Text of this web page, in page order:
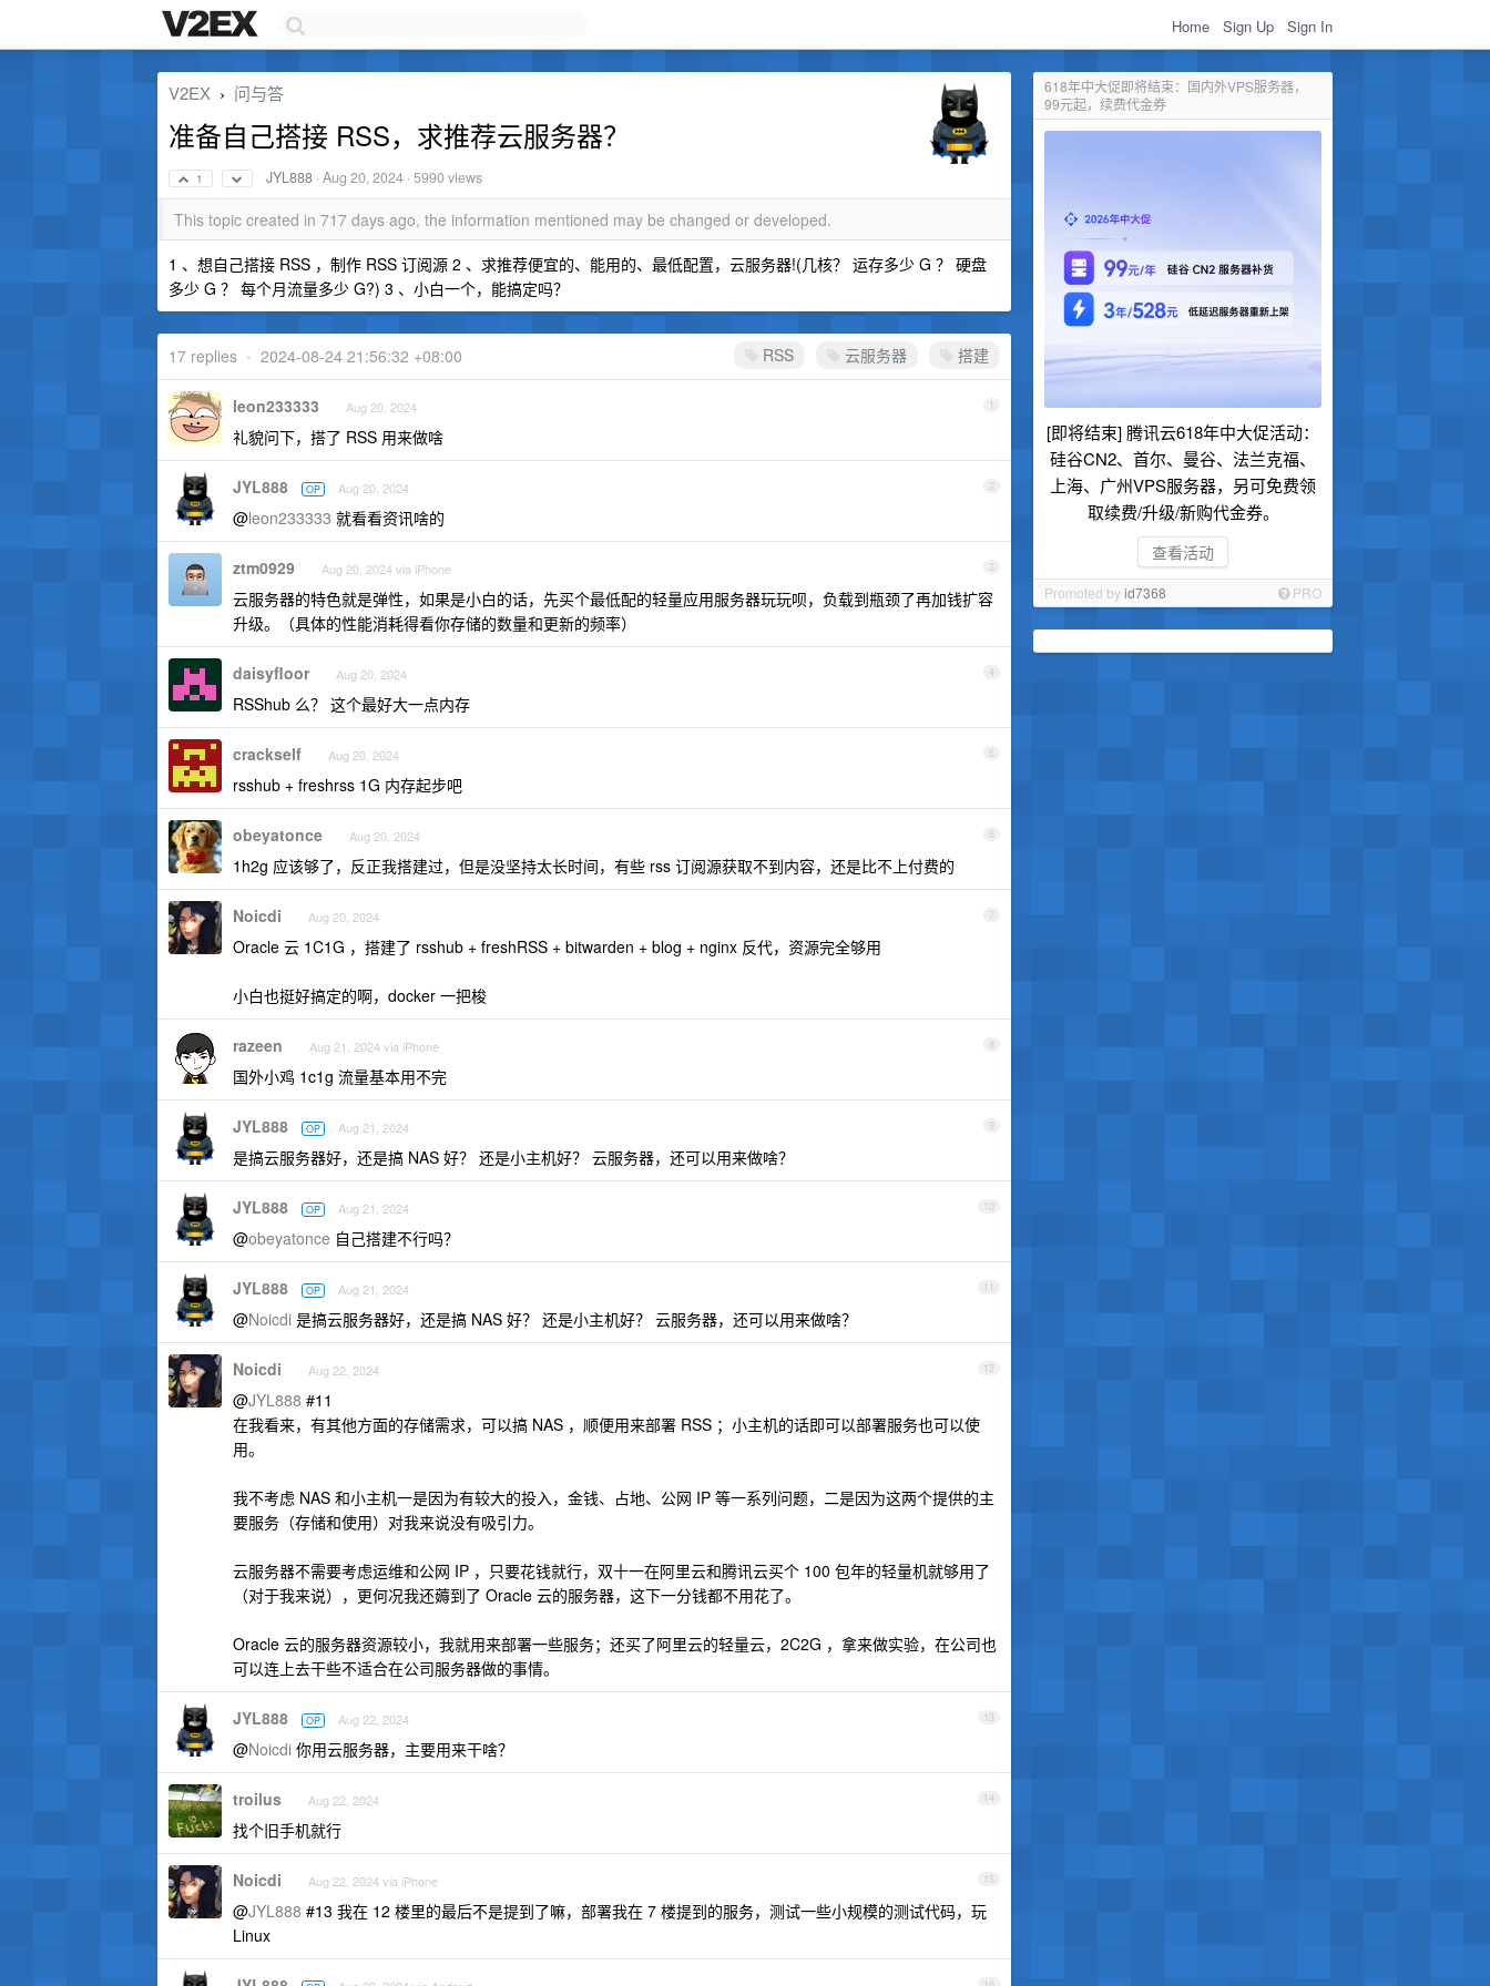
Home Sign Up Sign In
618年中大促即将结束：国内外VPS服务器，
99元起，续费代金券
[即将结束] 腾讯云618年中大促活动：
硅谷CN2、首尔、曼谷、法兰克福、
上海、广州VPS服务器，另可免费领
取续费/升级/新购代金券。
查看活动
Promoted byid7368 PRO
V2EX › 问与答
准备自己搭接 RSS，求推荐云服务器？
1 JYL888 ·Aug 20, 2024 · 5990 views
This topic created in 717 days ago, the information mentioned may be changed or developed.
1 、想自己搭接 RSS ，制作 RSS 订阅源 2 、求推荐便宜的、能用的、最低配置，云服务器!(几核？ 运存多少 G ？ 硬盘
多少 G ？ 每个月流量多少 G?) 3 、小白一个，能搞定吗？
RSS 云服务器 搭建
17 replies • 2024-08-24 21:56:32 +08:00
1
leon233333 Aug 20, 2024
礼貌问下，搭了 RSS 用来做啥
2
JYL888 OP Aug 20, 2024
@leon233333 就看看资讯啥的
3
ztm0929 Aug 20, 2024 via iPhone
云服务器的特色就是弹性，如果是小白的话，先买个最低配的轻量应用服务器玩玩呗，负载到瓶颈了再加钱扩容
升级。（具体的性能消耗得看你存储的数量和更新的频率）
4
daisyfloor Aug 20, 2024
RSShub 么？ 这个最好大一点内存
5
crackself Aug 20, 2024
rsshub + freshrss 1G 内存起步吧
6
obeyatonce Aug 20, 2024
1h2g 应该够了，反正我搭建过，但是没坚持太长时间，有些 rss 订阅源获取不到内容，还是比不上付费的
7
Noicdi Aug 20, 2024
Oracle 云 1C1G ，搭建了 rsshub + freshRSS + bitwarden + blog + nginx 反代，资源完全够用
小白也挺好搞定的啊，docker 一把梭
8
razeen Aug 21, 2024 via iPhone
国外小鸡 1c1g 流量基本用不完
9
JYL888 OP Aug 21, 2024
是搞云服务器好，还是搞 NAS 好？ 还是小主机好？ 云服务器，还可以用来做啥？
10
JYL888 OP Aug 21, 2024
@obeyatonce 自己搭建不行吗？
11
JYL888 OP Aug 21, 2024
@Noicdi 是搞云服务器好，还是搞 NAS 好？ 还是小主机好？ 云服务器，还可以用来做啥？
12
Noicdi Aug 22, 2024
@JYL888 #11
在我看来，有其他方面的存储需求，可以搞 NAS ，顺便用来部署 RSS ；小主机的话即可以部署服务也可以使
用。
我不考虑 NAS 和小主机一是因为有较大的投入，金钱、占地、公网 IP 等一系列问题，二是因为这两个提供的主
要服务（存储和使用）对我来说没有吸引力。
云服务器不需要考虑运维和公网 IP ，只要花钱就行，双十一在阿里云和腾讯云买个 100 包年的轻量机就够用了
（对于我来说），更何况我还薅到了 Oracle 云的服务器，这下一分钱都不用花了。
Oracle 云的服务器资源较小，我就用来部署一些服务；还买了阿里云的轻量云，2C2G ，拿来做实验，在公司也
可以连上去干些不适合在公司服务器做的事情。
13
JYL888 OP Aug 22, 2024
@Noicdi 你用云服务器，主要用来干啥？
14
troilus Aug 22, 2024
找个旧手机就行
15
Noicdi Aug 22, 2024 via iPhone
@JYL888 #13 我在 12 楼里的最后不是提到了嘛，部署我在 7 楼提到的服务，测试一些小规模的测试代码，玩
Linux